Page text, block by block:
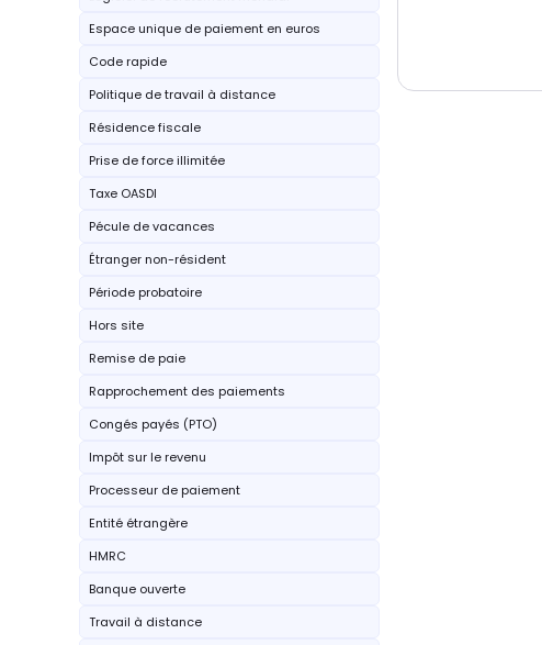
Espace unique de paiement en euros
Code rapide
Politique de travail à distance
Résidence fiscale
Prise de force illimitée
Taxe OASDI
Pécule de vacances
Étranger non-résident
Période probatoire
Hors site
Remise de paie
Rapprochement des paiements
Congés payés (PTO)
Impôt sur le revenu
Processeur de paiement
Entité étrangère
HMRC
Banque ouverte
Travail à distance